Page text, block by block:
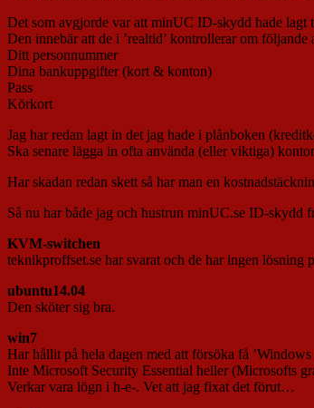
Det som avgjorde var att minUC ID-skydd hade
Den innebär att de i ’realtid’ kontrollerar om följande
Ditt personnummer
Dina bankuppgifter (kort & konton)
Pass
Körkort
Jag har redan lagt in det jag hade i plånboken
Ska senare lägga in ofta använda (eller viktiga)
Har skadan redan skett så har man en
Så nu har både jag och hustrun minUC.se ID-skydd
KVM-switchen
teknikproffset.se har svarat och de har ingen
ubuntu14.04
Den sköter sig bra.
win7
Har hållit på hela dagen med att försöka få
Inte Microsoft Security Essential heller (Microsofts
Verkar vara lögn i h-e-. Vet att jag fixat det förut…